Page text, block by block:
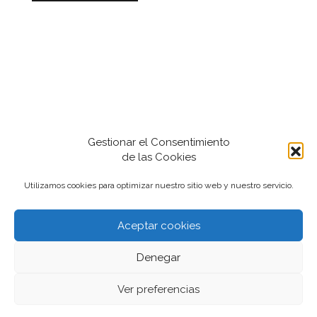
Gestionar el Consentimiento
de las Cookies
Utilizamos cookies para optimizar nuestro sitio web y nuestro servicio.
Aceptar cookies
Denegar
Ver preferencias